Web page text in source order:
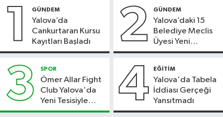
1 GÜNDEM
Yalova’da
Cankurtaran Kursu
Kayıtları Başladı
2 GÜNDEM
Yalova’daki 15
Belediye Meclis
Üyesi Yeni
Parti’ye Geçiyor
3 SPOR
Ömer Allar Fight
Club Yalova'da
Yeni Tesisiyle
Hizmete Başladı
4 EĞİTİM
Yalova'da Tabela
İddiası Gerçeği
Yansıtmadı